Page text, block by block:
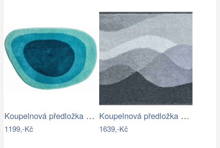
Koupelnová předložka LAKE
1199,-Kč
Koupelnová předložka HILLS
1639,-Kč